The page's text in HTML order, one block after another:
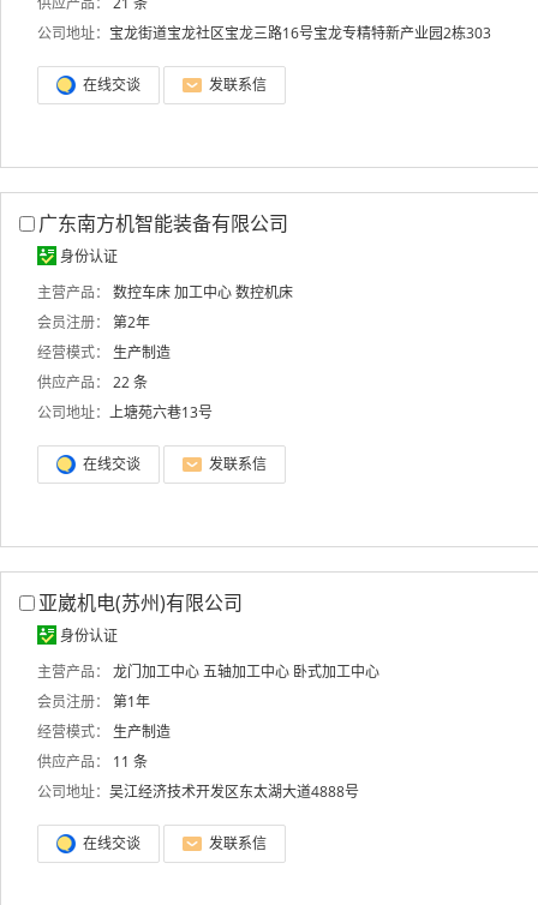
公司地址： 宝龙街道宝龙社区宝龙三路16号宝龙专精特新产业园2栋303
在线交谈 发联系信
广东南方机智能装备有限公司
身份认证
主营产品：
数控车床加工中心数控机床
会员注册：
第2年
经营模式：
生产制造
供应产品：
22 条
公司地址： 上塘苑六巷13号
在线交谈 发联系信
亚崴机电(苏州)有限公司
身份认证
主营产品：
龙门加工中心五轴加工中心 卧式加工中心
会员注册：
第1年
经营模式：
生产制造
供应产品：
11 条
公司地址： 吴江经济技术开发区东太湖大道4888号
在线交谈 发联系信